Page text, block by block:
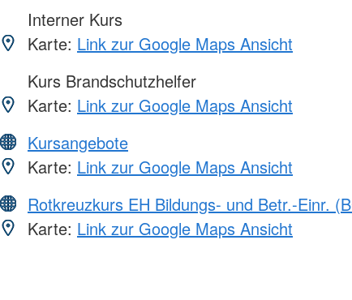
Interner Kurs
Karte: Link zur Google Maps Ansicht
Kurs Brandschutzhelfer
Karte: Link zur Google Maps Ansicht
Kursangebote
Karte: Link zur Google Maps Ansicht
Rotkreuzkurs EH Bildungs- und Betr.-Einr.
Karte: Link zur Google Maps Ansicht